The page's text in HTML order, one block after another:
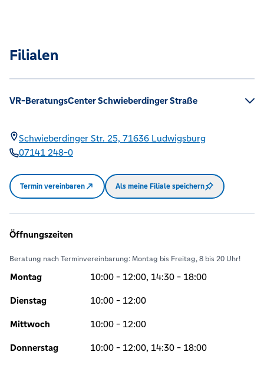
Filialen
VR-BeratungsCenter Schwieberdinger Straße
Schwieberdinger Str. 25, 71636 Ludwigsburg
07141 248-0
Termin vereinbaren Als meine Filiale speichern
Öffnungszeiten
Beratung nach Terminvereinbarung: Montag bis Freitag, 8 bis 20 Uhr!
Montag 10:00 - 12:00, 14:30 - 18:00
Dienstag 10:00 - 12:00
Mittwoch 10:00 - 12:00
Donnerstag 10:00 - 12:00, 14:30 - 18:00